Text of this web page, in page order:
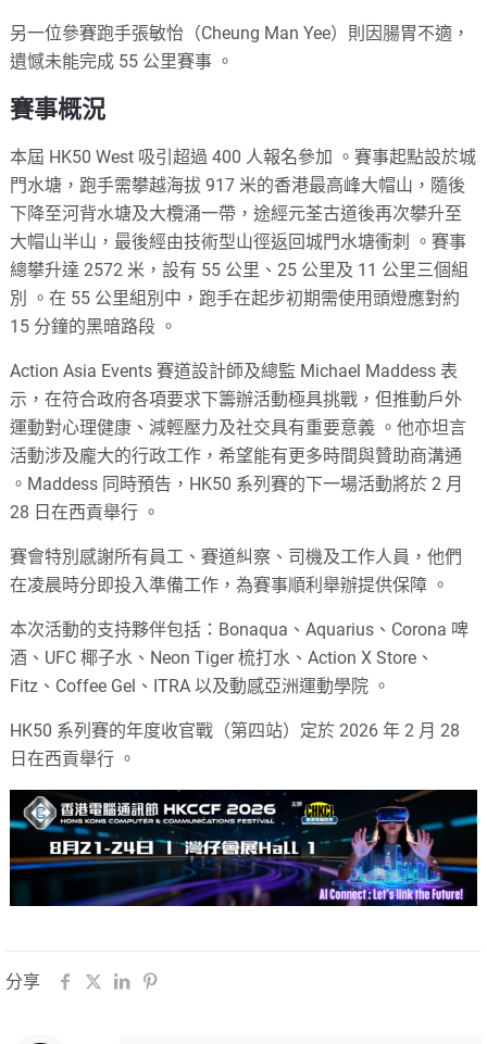
另一位參賽跑手張敏怡（Cheung Man Yee）則因腸胃不適，
遺憾未能完成 55 公里賽事 。
賽事概況
本屆 HK50 West 吸引超過 400 人報名參加 。賽事起點設於城
門水塘，跑手需攀越海拔 917 米的香港最高峰大帽山，隨後
下降至河背水塘及大欖涌一帶，途經元荃古道後再次攀升至
大帽山半山，最後經由技術型山徑返回城門水塘衝刺
。賽事
總攀升達 2572 米，設有 55 公里、25 公里及 11 公里三個組
別
。在 55 公里組別中，跑手在起步初期需使用頭燈應對約
15 分鐘的黑暗路段 。
Action Asia Events 賽道設計師及總監 Michael Maddess 表
示，在符合政府各項要求下籌辦活動極具挑戰，但推動戶外
運動對心理健康、減輕壓力及社交具有重要意義 。他亦坦言
活動涉及龐大的行政工作，希望能有更多時間與贊助商溝通
。 Maddess 同時預告，HK50 系列賽的下一場活動將於 2 月
28 日在西貢舉行 。
賽會特別感謝所有員工、賽道糾察、司機及工作人員，他們
在凌晨時分即投入準備工作，為賽事順利舉辦提供保障 。
本次活動的支持夥伴包括：Bonaqua、Aquarius、Corona 啤
酒、UFC 椰子水、Neon Tiger 梳打水、Action X Store、
Fitz、Coffee Gel、ITRA 以及動感亞洲運動學院 。
HK50 系列賽的年度收官戰（第四站）定於 2026 年 2 月 28
日在西貢舉行 。
分享